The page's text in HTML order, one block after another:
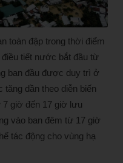
toàn đập trong thời điểm
tiết nước bắt đầu từ
ban đầu được duy trì ở
dần theo diễn biến
giờ đến 17 giờ lưu
vào ban đêm từ 17 giờ
tác động cho vùng hạ